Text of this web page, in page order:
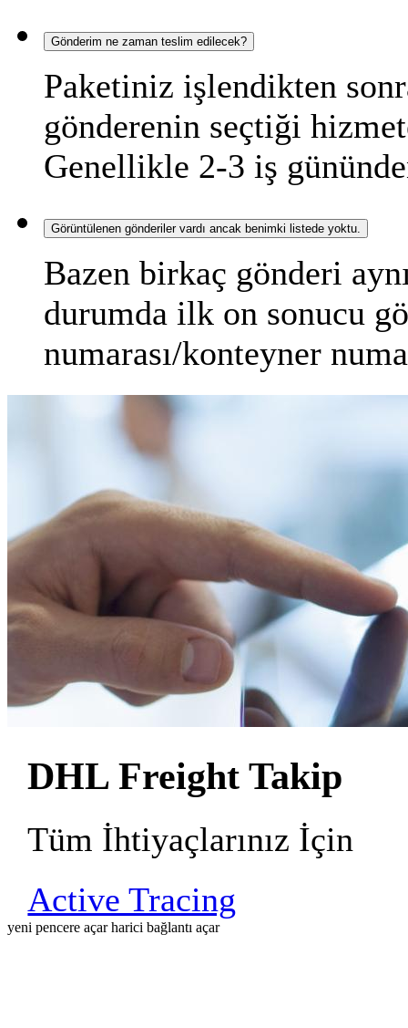
Gönderim ne zaman teslim edilecek?
Paketiniz işlendikten
gönderenin seçtiği
Genellikle 2-3 iş
Görüntülenen gönderiler vardı ancak benimki listede yoktu.
Bazen birkaç gönderi
durumda ilk on sonucu
numarası/konteyner
DHL Freight Takip
Tüm İhtiyaçlarınız İçin
Active Tracing
yeni pencere açarharici bağlantı açar